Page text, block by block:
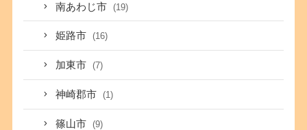
南あわじ市 (19)
姫路市 (16)
加東市 (7)
神崎郡市 (1)
篠山市 (9)